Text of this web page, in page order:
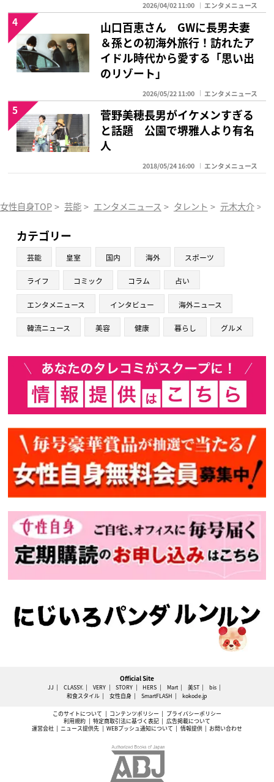
2026/04/02 11:00 エンタメニュース
山口百恵さん GWに長男夫妻
＆孫との初海外旅行！訪れたア
イドル時代から愛する「思い出
のリゾート」
2026/05/22 11:00 エンタメニュース
4
菅野美穂長男がイケメンすぎる
と話題 公園で堺雅人より有名
人
2018/05/24 16:00 エンタメニュース
5
女性自身TOP > 芸能 > エンタメニュース > タレント > 元木大介 >
カテゴリー
芸能 皇室 国内 海外 スポーツ
ライフ コミック コラム 占い
エンタメニュース インタビュー 海外ニュース
韓流ニュース 美容 健康 暮らし グルメ
Official Site
JJ CLASSY. VERY STORY HERS Mart 美ST
bis
和食スタイル
女性自身 SmartFLASH kokode.jp
このサイトについて コンテンツポリシー
プライバシーポリシー
利用規約
特定商取引法に基づく表記
広告掲載について
運営会社
ニュース提供先 WEBプッシュ通知について 情報提供 お問い合わせ